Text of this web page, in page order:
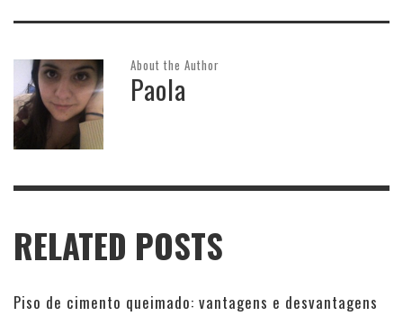
About the Author
Paola
RELATED POSTS
Piso de cimento queimado: vantagens e desvantagens